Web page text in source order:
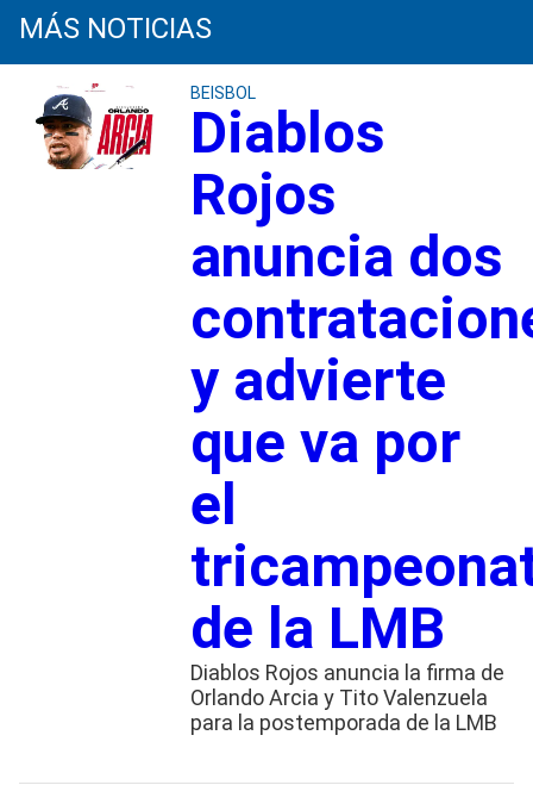
MÁS NOTICIAS
BEISBOL
Diablos
Rojos
anuncia dos
y advierte
que va por
el
de la LMB
Diablos Rojos anuncia la firma de
Orlando Arcia y Tito Valenzuela
para la postemporada de la LMB